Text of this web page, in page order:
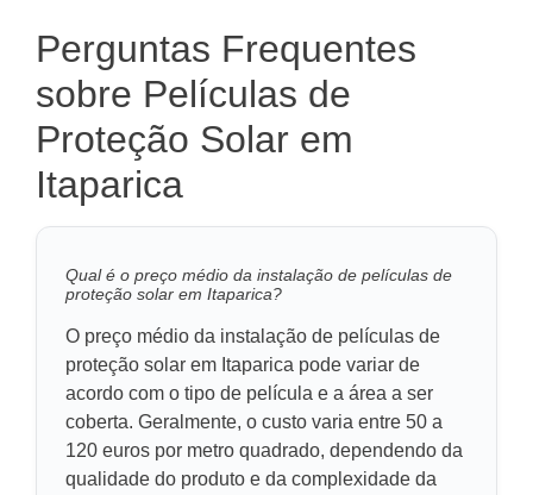
Perguntas Frequentes
sobre Películas de
Proteção Solar em
Itaparica
Qual é o preço médio da instalação de películas de
proteção solar em Itaparica?
O preço médio da instalação de películas de
proteção solar em Itaparica pode variar de
acordo com o tipo de película e a área a ser
coberta. Geralmente, o custo varia entre 50 a
120 euros por metro quadrado, dependendo da
qualidade do produto e da complexidade da